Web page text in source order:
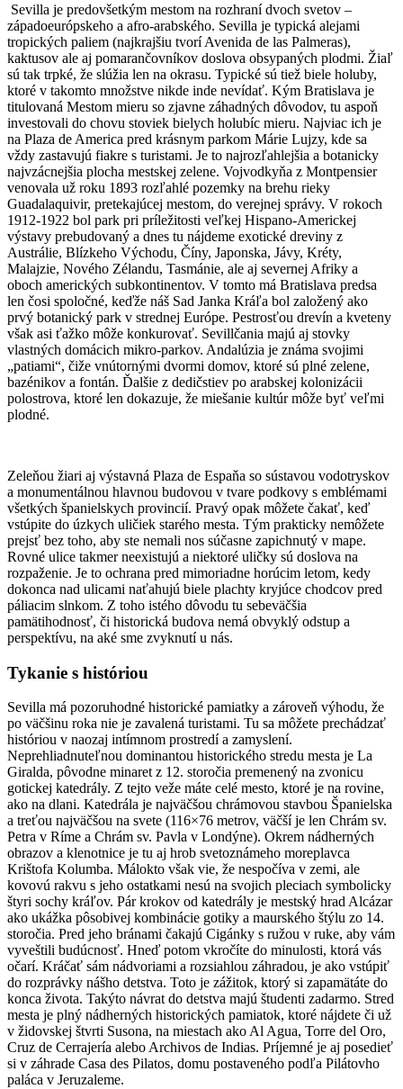
Sevilla je predovšetkým mestom na rozhraní dvoch svetov –
západoeurópskeho a afro-arabského. Sevilla je typická alejami
tropických paliem (najkrajšiu tvorí Avenida de las Palmeras),
kaktusov ale aj pomarančovníkov doslova obsypaných plodmi. Žiaľ
sú tak trpké, že slúžia len na okrasu. Typické sú tiež biele holuby,
ktoré v takomto množstve nikde inde nevídať. Kým Bratislava je
titulovaná Mestom mieru so zjavne záhadných dôvodov, tu aspoň
investovali do chovu stoviek bielych holubíc mieru. Najviac ich je
na Plaza de America pred krásnym parkom Márie Lujzy, kde sa
vždy zastavujú fiakre s turistami. Je to najrozľahlejšia a botanicky
najvzácnejšia plocha mestskej zelene. Vojvodkyňa z Montpensier
venovala už roku 1893 rozľahlé pozemky na brehu rieky
Guadalaquivir, pretekajúcej mestom, do verejnej správy. V rokoch
1912-1922 bol park pri príležitosti veľkej Hispano-Americkej
výstavy prebudovaný a dnes tu nájdeme exotické dreviny z
Austrálie, Blízkeho Východu, Číny, Japonska, Jávy, Kréty,
Malajzie, Nového Zélandu, Tasmánie, ale aj severnej Afriky a
oboch amerických subkontinentov. V tomto má Bratislava predsa
len čosi spoločné, keďže náš Sad Janka Kráľa bol založený ako
prvý botanický park v strednej Európe. Pestrosťou drevín a kveteny
však asi ťažko môže konkurovať. Sevillčania majú aj stovky
vlastných domácich mikro-parkov. Andalúzia je známa svojimi
„patiami“, čiže vnútornými dvormi domov, ktoré sú plné zelene,
bazénikov a fontán. Ďalšie z dedičstiev po arabskej kolonizácii
polostrova, ktoré len dokazuje, že miešanie kultúr môže byť veľmi
plodné.
Zeleňou žiari aj výstavná Plaza de Espaňa so sústavou vodotryskov
a monumentálnou hlavnou budovou v tvare podkovy s emblémami
všetkých španielskych provincií. Pravý opak môžete čakať, keď
vstúpite do úzkych uličiek starého mesta. Tým prakticky nemôžete
prejsť bez toho, aby ste nemali nos súčasne zapichnutý v mape.
Rovné ulice takmer neexistujú a niektoré uličky sú doslova na
rozpaženie. Je to ochrana pred mimoriadne horúcim letom, kedy
dokonca nad ulicami naťahujú biele plachty kryjúce chodcov pred
páliacim slnkom. Z toho istého dôvodu tu sebeväčšia
pamätihodnosť, či historická budova nemá obvyklý odstup a
perspektívu, na aké sme zvyknutí u nás.
Tykanie s históriou
Sevilla má pozoruhodné historické pamiatky a zároveň výhodu, že
po väčšinu roka nie je zavalená turistami. Tu sa môžete prechádzať
históriou v naozaj intímnom prostredí a zamyslení.
Neprehliadnuteľnou dominantou historického stredu mesta je La
Giralda, pôvodne minaret z 12. storočia premenený na zvonicu
gotickej katedrály. Z tejto veže máte celé mesto, ktoré je na rovine,
ako na dlani. Katedrála je najväčšou chrámovou stavbou Španielska
a treťou najväčšou na svete (116×76 metrov, väčší je len Chrám sv.
Petra v Ríme a Chrám sv. Pavla v Londýne). Okrem nádherných
obrazov a klenotnice je tu aj hrob svetoznámeho moreplavca
Krištofa Kolumba. Málokto však vie, že nespočíva v zemi, ale
kovovú rakvu s jeho ostatkami nesú na svojich pleciach symbolicky
štyri sochy kráľov. Pár krokov od katedrály je mestský hrad Alcázar
ako ukážka pôsobivej kombinácie gotiky a maurského štýlu zo 14.
storočia. Pred jeho bránami čakajú Cigánky s ružou v ruke, aby vám
vyveštili budúcnosť. Hneď potom vkročíte do minulosti, ktorá vás
očarí. Kráčať sám nádvoriami a rozsiahlou záhradou, je ako vstúpiť
do rozprávky nášho detstva. Toto je zážitok, ktorý si zapamätáte do
konca života. Takýto návrat do detstva majú študenti zadarmo. Stred
mesta je plný nádherných historických pamiatok, ktoré nájdete či už
v židovskej štvrti Susona, na miestach ako Al Agua, Torre del Oro,
Cruz de Cerrajería alebo Archivos de Indias. Príjemné je aj posedieť
si v záhrade Casa des Pilatos, domu postaveného podľa Pilátovho
paláca v Jeruzaleme.